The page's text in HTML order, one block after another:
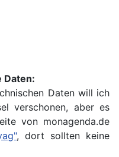
Daten:
Daten will ich
verschonen, aber es
von monagenda.de
, dort sollten keine